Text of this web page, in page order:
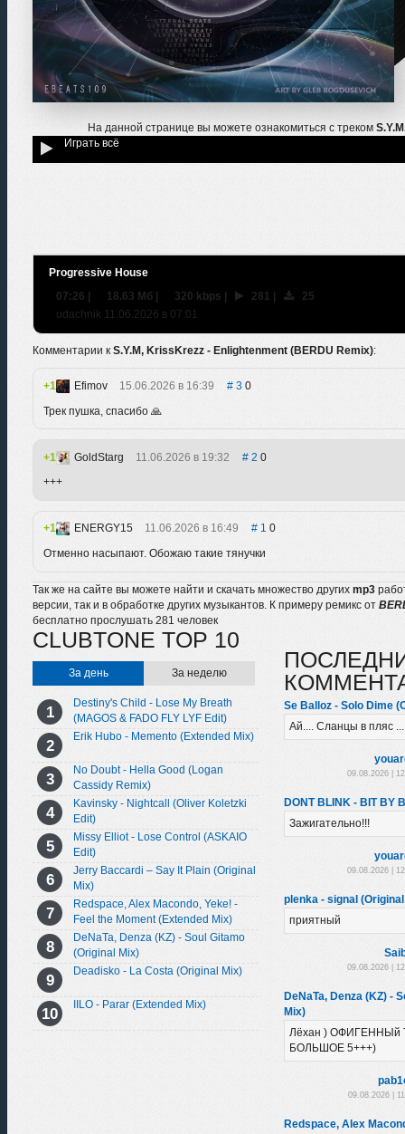
На данной странице вы можете ознакомиться с треком
Играть всё
Progressive House
07:26 | 18.63 Мб | 320 kbps | 281 |
25
udachnik 11.06.2026 в 07:01
Комментарии к S.Y.M, KrissKrezz - Enlightenment (BERDU Remix):
1 Efimov 15.06.2026 в 16:39 3 0
Трек пушка, спасибо 🙏
1 GoldStarg 11.06.2026 в 19:32 2 0
+++
1 ENERGY15 11.06.2026 в 16:49 1 0
Отменно насыпают. Обожаю такие тянучки
Так же на сайте вы можете найти и скачать множество других mp3
версии, так и в обработке других музыкантов. К примеру ремикс от
бесплатно прослушать 281 человек
CLUBTONE TOP 10
За день За неделю
Destiny's Child - Lose My Breath
(MAGOS & FADO FLY LYF Edit)
Erik Hubo - Memento (Extended Mix)
No Doubt - Hella Good (Logan
Cassidy Remix)
Kavinsky - Nightcall (Oliver Koletzki
Edit)
Missy Elliot - Lose Control (ASKAIO
Edit)
Jerry Baccardi – Say It Plain (Original
Mix)
Redspace, Alex Macondo, Yeke! -
Feel the Moment (Extended Mix)
DeNaTa, Denza (KZ) - Soul Gitamo
(Original Mix)
Deadisko - La Costa (Original Mix)
IILO - Parar (Extended Mix)
Se Balloz - Solo Dime
Ай.... Сланцы в пляс ...
09.08.2026 |
DONT BLINK - BIT BY
Зажигательно!!!
09.08.2026 |
plenka - signal
приятный
09.08.2026 |
DeNaTa, Denza (KZ) -
Mix)
Лёхан )
БОЛЬШОЕ 5+++)
09.08.2026 |
Redspace, Alex